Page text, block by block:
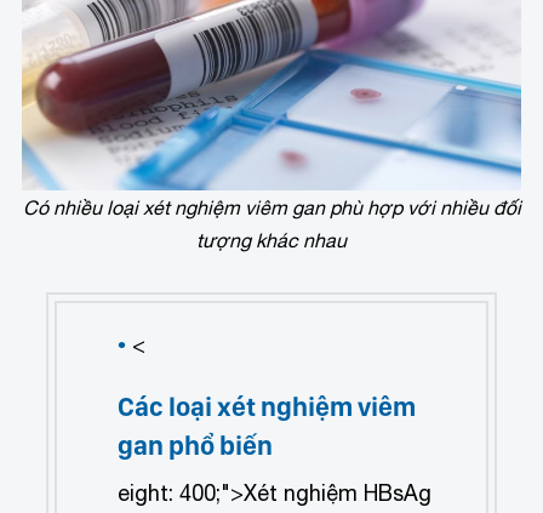
Có nhiều loại xét nghiệm viêm gan phù hợp với nhiều đối
tượng khác nhau
<
Các loại xét nghiệm viêm
gan phổ biến
eight: 400;">Xét nghiệm HBsAg